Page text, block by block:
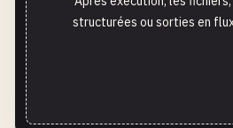
structurées ou sorties en